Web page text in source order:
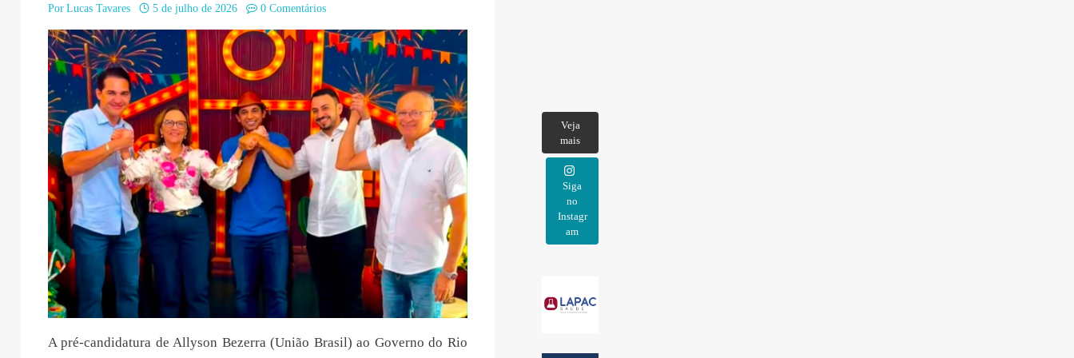
Por Lucas Tavares 5 de julho de 2026 0 Comentários
A pré-candidatura de Allyson Bezerra (União Brasil) ao Governo do Rio
Veja
mais
Siga
no
Instagr
am